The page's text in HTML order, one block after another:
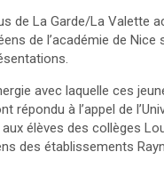
de La Garde/La Valette
de l’académie de
avec laquelle ces
répondu à l’appel de
élèves des collèges
des établissements